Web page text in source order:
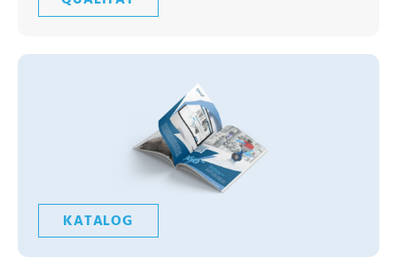
KATALOG